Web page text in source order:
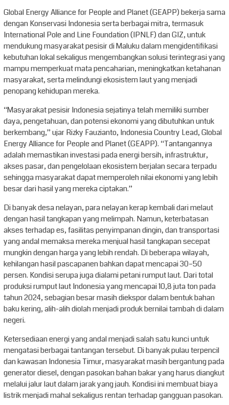
Global Energy Alliance for People and Planet (GEAPP) bekerja sama
dengan Konservasi Indonesia serta berbagai mitra, termasuk
International Pole and Line Foundation (IPNLF) dan GIZ, untuk
mendukung masyarakat pesisir di Maluku dalam mengidentifikasi
kebutuhan lokal sekaligus mengembangkan solusi terintegrasi yang
mampu memperkuat mata pencaharian, meningkatkan ketahanan
masyarakat, serta melindungi ekosistem laut yang menjadi
penopang kehidupan mereka.
“Masyarakat pesisir Indonesia sejatinya telah memiliki sumber
daya, pengetahuan, dan potensi ekonomi yang dibutuhkan untuk
berkembang,” ujar Rizky Fauzianto, Indonesia Country Lead, Global
Energy Alliance for People and Planet (GEAPP). “Tantangannya
adalah memastikan investasi pada energi bersih, infrastruktur,
akses pasar, dan pengelolaan ekosistem berjalan secara terpadu
sehingga masyarakat dapat memperoleh nilai ekonomi yang lebih
besar dari hasil yang mereka ciptakan.”
Di banyak desa nelayan, para nelayan kerap kembali dari melaut
dengan hasil tangkapan yang melimpah. Namun, keterbatasan
akses terhadap es, fasilitas penyimpanan dingin, dan transportasi
yang andal memaksa mereka menjual hasil tangkapan secepat
mungkin dengan harga yang lebih rendah. Di beberapa wilayah,
kehilangan hasil pascapanen bahkan dapat mencapai 30–50
persen. Kondisi serupa juga dialami petani rumput laut. Dari total
produksi rumput laut Indonesia yang mencapai 10,8 juta ton pada
tahun 2024, sebagian besar masih diekspor dalam bentuk bahan
baku kering, alih-alih diolah menjadi produk bernilai tambah di dalam
negeri.
Ketersediaan energi yang andal menjadi salah satu kunci untuk
mengatasi berbagai tantangan tersebut. Di banyak pulau terpencil
dan kawasan Indonesia Timur, masyarakat masih bergantung pada
generator diesel, dengan pasokan bahan bakar yang harus diangkut
melalui jalur laut dalam jarak yang jauh. Kondisi ini membuat biaya
listrik menjadi mahal sekaligus rentan terhadap gangguan pasokan.